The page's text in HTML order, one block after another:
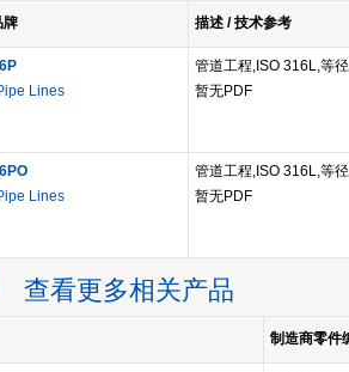
牌 描述 / 技术参考
Lines
管道工程,ISO 316L,等
暂无PDF
Lines
管道工程,ISO 316L,等
暂无PDF
查看更多相关产品
制造商零件